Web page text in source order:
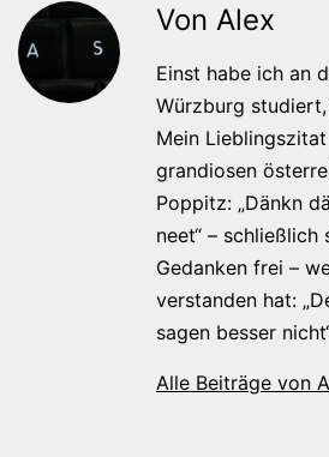
Von Alex
Einst habe ich an
Würzburg
Mein
grandiosen
Poppitz: „Dänkn
neet“ –
Gedanken frei –
verstanden hat:
sagen besser
Alle Beiträge von